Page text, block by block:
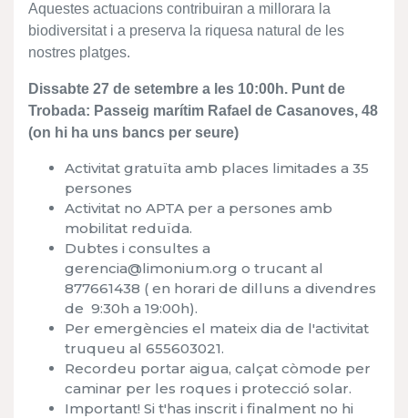
Aquestes actuacions contribuiran a millorara la
biodiversitat i a preserva la riquesa natural de les
nostres platges.
Dissabte 27 de setembre a les 10:00h. Punt de
Trobada: Passeig marítim Rafael de Casanoves, 48
(on hi ha uns bancs per seure)
Activitat gratuïta amb places limitades a 35
persones
Activitat no APTA per a persones amb
mobilitat reduïda.
Dubtes i consultes a
gerencia@limonium.org o trucant al
877661438 ( en horari de dilluns a divendres
de 9:30h a 19:00h).
Per emergències el mateix dia de l'activitat
truqueu al 655603021.
Recordeu portar aigua, calçat còmode per
caminar per les roques i protecció solar.
Important! Si t'has inscrit i finalment no hi